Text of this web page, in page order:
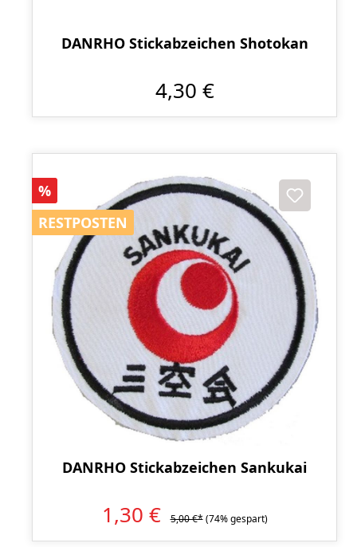
DANRHO Stickabzeichen Shotokan
4,30 €
Rabatt
%
RESTPOSTEN
RESTPOSTEN
DANRHO Stickabzeichen Sankukai
1,30 € 5,00 €* (74% gespart)